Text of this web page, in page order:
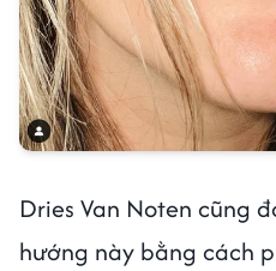
Dries Van Noten cũng
hướng này bằng cách